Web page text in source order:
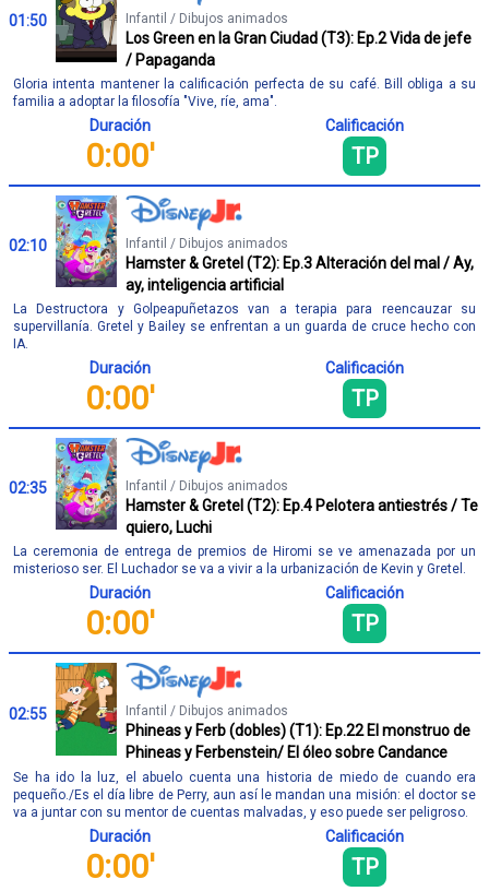
01:50 Infantil / Dibujos animados
Los Green en la Gran Ciudad (T3): Ep.2 Vida de jefe
/ Papaganda
Gloria intenta mantener la calificación perfecta de su café. Bill obliga a su
familia a adoptar la filosofía "Vive, ríe, ama".
Duración
0:00'
Calificación
TP
02:10 Infantil / Dibujos animados
Hamster & Gretel (T2): Ep.3 Alteración del mal / Ay,
ay, inteligencia artificial
La Destructora y Golpeapuñetazos van a terapia para reencauzar su
supervillanía. Gretel y Bailey se enfrentan a un guarda de cruce hecho con
IA.
Duración
0:00'
Calificación
TP
02:35 Infantil / Dibujos animados
Hamster & Gretel (T2): Ep.4 Pelotera antiestrés / Te
quiero, Luchi
La ceremonia de entrega de premios de Hiromi se ve amenazada por un
misterioso ser. El Luchador se va a vivir a la urbanización de Kevin y Gretel.
Duración
0:00'
Calificación
TP
02:55 Infantil / Dibujos animados
Phineas y Ferb (dobles) (T1): Ep.22 El monstruo de
Phineas y Ferbenstein/ El óleo sobre Candance
Se ha ido la luz, el abuelo cuenta una historia de miedo de cuando era
pequeño./Es el día libre de Perry, aun así le mandan una misión: el doctor se
va a juntar con su mentor de cuentas malvadas, y eso puede ser peligroso.
Duración
0:00'
Calificación
TP